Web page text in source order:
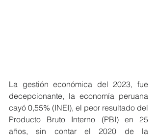
La gestión económica del 2023, fue
decepcionante, la economía peruana
cayó 0,55% (INEI), el peor resultado del
Producto Bruto Interno (PBI) en 25
años, sin contar el 2020 de la